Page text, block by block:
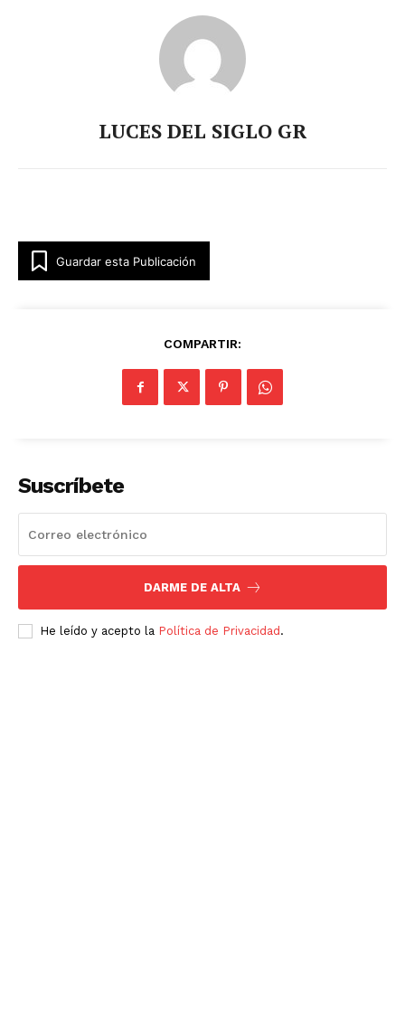
LUCES DEL SIGLO GR
Guardar esta Publicación
COMPARTIR:
Suscríbete
DARME DE ALTA
He leído y acepto la Política de Privacidad .